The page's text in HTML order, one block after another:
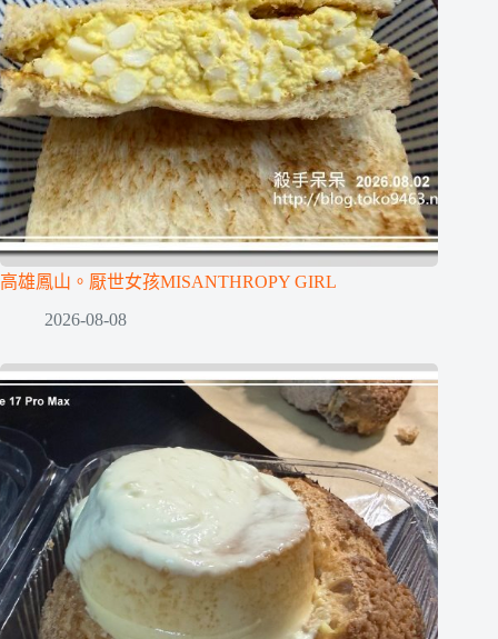
高雄鳳山。厭世女孩MISANTHROPY GIRL
2026-08-08